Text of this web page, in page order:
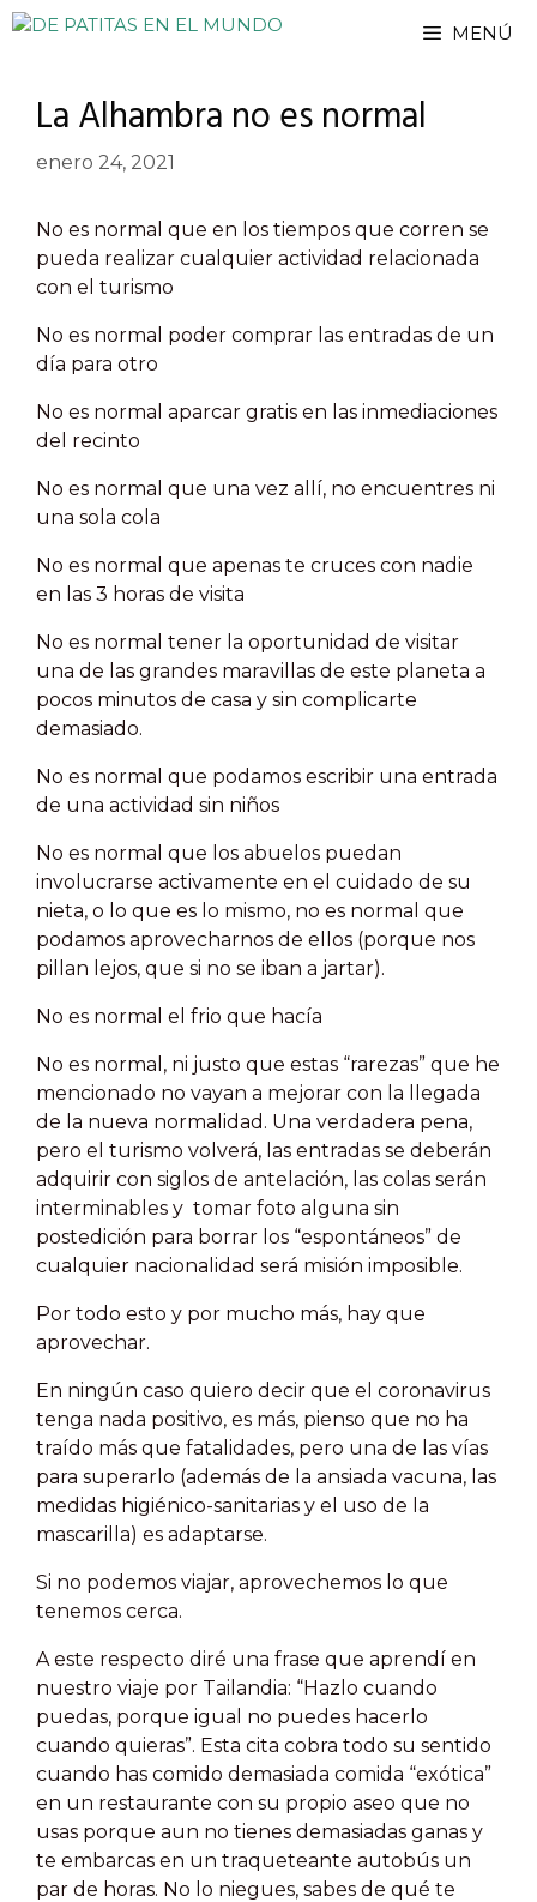
Saltar
MENÚ
La Alhambra no es normal
enero 24, 2021
No es normal que en los tiempos que corren se
pueda realizar cualquier actividad relacionada
con el turismo
No es normal poder comprar las entradas de un
día para otro
No es normal aparcar gratis en las inmediaciones
del recinto
No es normal que una vez allí, no encuentres ni
una sola cola
No es normal que apenas te cruces con nadie
en las 3 horas de visita
No es normal tener la oportunidad de visitar
una de las grandes maravillas de este planeta a
pocos minutos de casa y sin complicarte
demasiado.
No es normal que podamos escribir una entrada
de una actividad sin niños
No es normal que los abuelos puedan
involucrarse activamente en el cuidado de su
nieta, o lo que es lo mismo, no es normal que
podamos aprovecharnos de ellos (porque nos
pillan lejos, que si no se iban a jartar).
No es normal el frio que hacía
No es normal, ni justo que estas “rarezas” que he
mencionado no vayan a mejorar con la llegada
de la nueva normalidad. Una verdadera pena,
pero el turismo volverá, las entradas se deberán
adquirir con siglos de antelación, las colas serán
interminables y tomar foto alguna sin
postedición para borrar los “espontáneos” de
cualquier nacionalidad será misión imposible.
Por todo esto y por mucho más, hay que
aprovechar.
En ningún caso quiero decir que el coronavirus
tenga nada positivo, es más, pienso que no ha
traído más que fatalidades, pero una de las vías
para superarlo (además de la ansiada vacuna, las
medidas higiénico-sanitarias y el uso de la
mascarilla) es adaptarse.
Si no podemos viajar, aprovechemos lo que
tenemos cerca.
A este respecto diré una frase que aprendí en
nuestro viaje por Tailandia: “Hazlo cuando
puedas, porque igual no puedes hacerlo
cuando quieras”. Esta cita cobra todo su sentido
cuando has comido demasiada comida “exótica”
en un restaurante con su propio aseo que no
usas porque aun no tienes demasiadas ganas y
te embarcas en un traqueteante autobús un
par de horas. No lo niegues, sabes de qué te